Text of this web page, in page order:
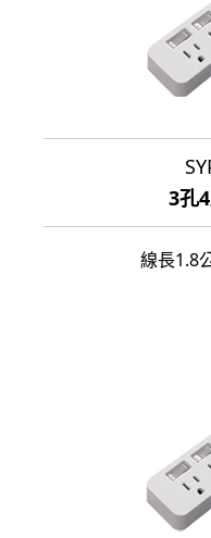
3孔
線長1.8